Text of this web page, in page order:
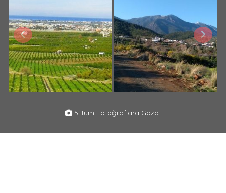
5 Tüm Fotoğraflara Gözat